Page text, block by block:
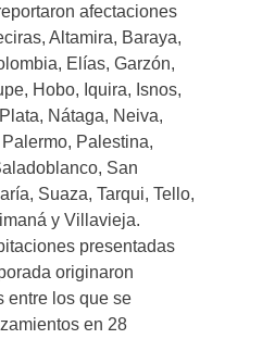
afectaciones
Altamira, Baraya,
Elías, Garzón,
Hobo, Iquira, Isnos,
Nátaga, Neiva,
Palestina,
San
Suaza, Tarqui, Tello,
y Villavieja.
presentadas
originaron
entre los que se
en 28